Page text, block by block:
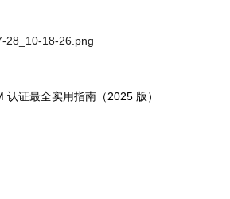
认证最全实用指南（2025 版）